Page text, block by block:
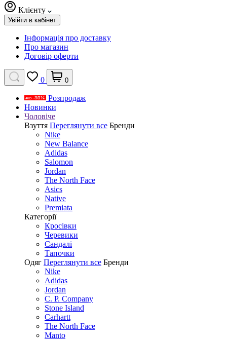
Клієнту
Увійти в кабінет
Інформація про доставку
Про магазин
Договір оферти
0 0
Розпродаж
Новинки
Чоловіче
Взуття Переглянути все Бренди
Nike
New Balance
Adidas
Salomon
Jordan
The North Face
Asics
Native
Premiata
Категорії
Кросівки
Черевики
Сандалі
Tапочки
Одяг Переглянути все Бренди
Nike
Adidas
Jordan
C. P. Company
Stone Island
Carhartt
The North Face
Manto